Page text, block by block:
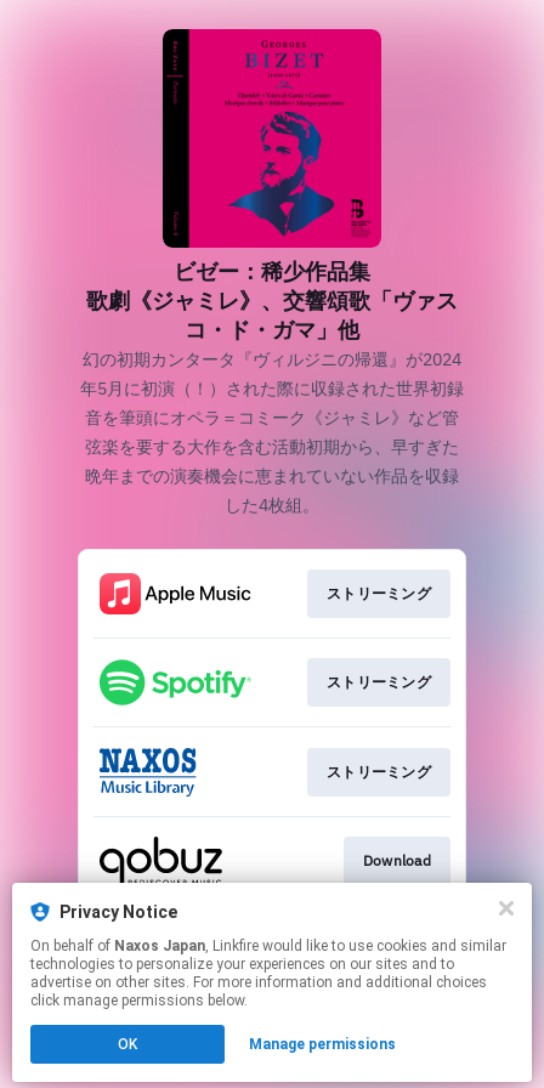
ビゼー：稀少作品集
歌劇《ジャミレ》、交響頌歌「ヴァス
コ・ド・ガマ」他
幻の初期カンタータ『ヴィルジニの帰還』が2024
年5月に初演（！）された際に収録された世界初録
音を筆頭にオペラ＝コミーク《ジャミレ》など管
弦楽を要する大作を含む活動初期から、早すぎた
晩年までの演奏機会に恵まれていない作品を収録
した4枚組。
ストリーミング
ストリーミング
ストリーミング
Download
Play
Click hereto manage your permissions.
Privacy Notice
On behalf of Naxos Japan, Linkfire would like to use cookies and similar
technologies to personalize your experiences on our sites and to
advertise on other sites. For more information and additional choices
click manage permissions below.
OK Manage permissions